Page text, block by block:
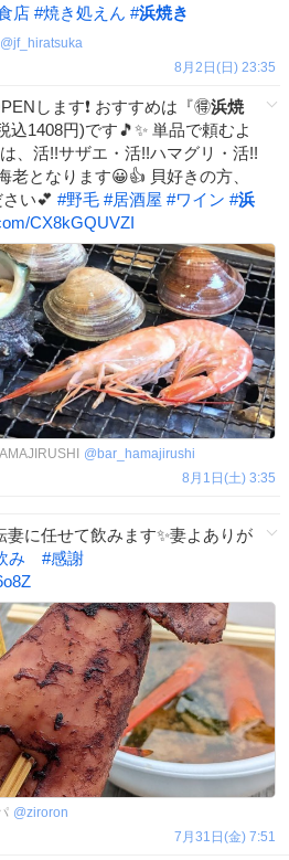
店 #焼き処えん #浜焼き
@jf_hiratsuka
8月2日(日) 23:35
します❗️ おすすめは『🉐浜焼
込1408円)です🎵✨ 単品で頼むよ
、活!!サザエ・活!!ハマグリ・活!!
老となります😀👍 貝好きの方、
い💕 #野毛 #居酒屋 #ワイン #浜
CX8kGQUVZI
@bar_hamajirushi
8月1日(土) 3:35
妻に任せて飲みます✨妻よありが
み #感謝
@ziroron
7月31日(金) 7:51